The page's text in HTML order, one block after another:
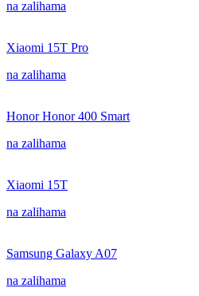
na zalihama
Xiaomi 15T Pro
na zalihama
Honor Honor 400 Smart
na zalihama
Xiaomi 15T
na zalihama
Samsung Galaxy A07
na zalihama